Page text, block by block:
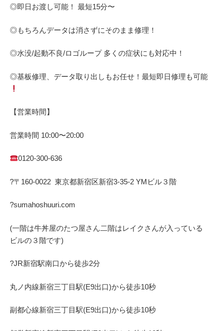
◎即日お渡し可能！ 最短15分〜
◎もちろんデータは消さずにそのまま修理！
◎水没/起動不良/ロゴループ 多くの症状にも対応中！
◎基板修理、データ取り出しもお任せ！最短即日修理も可能
【営業時間】
営業時間 10:00〜20:00
0120-300-636
?〒 160-0022 東京都新宿区新宿3-35-2 YMビル３階
?sumahoshuuri.com
(一階は牛丼屋のたつ屋さん二階はレイクさんが入っている
ビルの３階です)
?JR新宿駅南口から徒歩2分
丸ノ内線新宿三丁目駅(E9出口)から徒歩10秒
副都心線新宿三丁目駅(E9出口)から徒歩10秒